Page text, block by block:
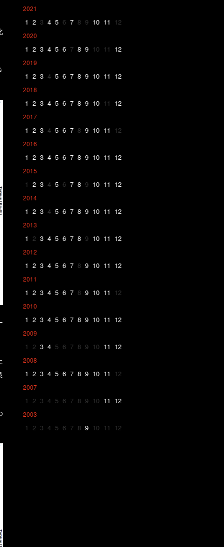
2021
1 2 3 4 5 6 7 8 9 10 11 12
2020
1 2 3 4 5 6 7 8 9 10 11 12
2019
1 2 3 4 5 6 7 8 9 10 11 12
2018
1 2 3 4 5 6 7 8 9 10 11 12
2017
1 2 3 4 5 6 7 8 9 10 11 12
2016
1 2 3 4 5 6 7 8 9 10 11 12
2015
1 2 3 4 5 6 7 8 9 10 11 12
2014
1 2 3 4 5 6 7 8 9 10 11 12
2013
1 2 3 4 5 6 7 8 9 10 11 12
2012
1 2 3 4 5 6 7 8 9 10 11 12
2011
1 2 3 4 5 6 7 8 9 10 11 12
2010
1 2 3 4 5 6 7 8 9 10 11 12
2009
1 2 3 4 5 6 7 8 9 10 11 12
2008
1 2 3 4 5 6 7 8 9 10 11 12
2007
1 2 3 4 5 6 7 8 9 10 11 12
2003
1 2 3 4 5 6 7 8 9 10 11 12